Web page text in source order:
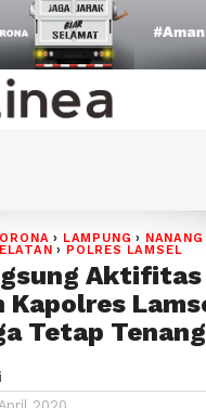
› LAMPUNG ›
› POLRES LAMSEL
Aktifitas
Kapolres
Tetap Tenang